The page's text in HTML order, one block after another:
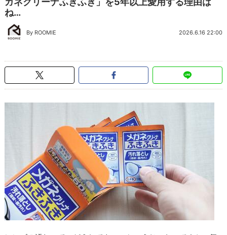
ね…
By ROOMIE 2026.6.16 22:00